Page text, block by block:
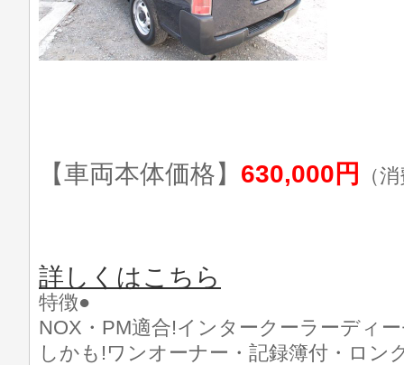
【車両本体価格】 630,000円 （
詳しくはこちら
特徴●
NOX・PM適合!インタークーラーディ
しかも!ワンオーナー・記録簿付・ロン